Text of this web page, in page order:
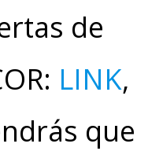
de
LINK,
que